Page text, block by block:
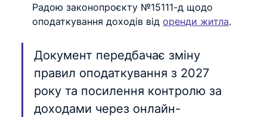
Радою законопроєкту №15111-д щодо
оподаткування доходів від оренди житла.
Документ передбачає зміну
правил оподаткування з 2027
року та посилення контролю за
доходами через онлайн-